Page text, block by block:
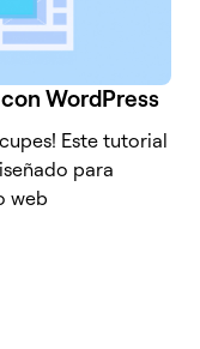
WordPress
Este tutorial
para
web